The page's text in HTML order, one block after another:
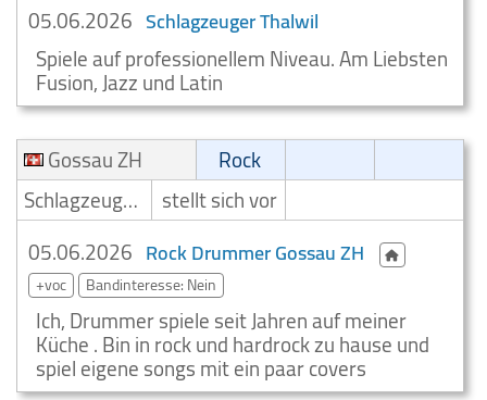
05.06.2026 Schlagzeuger Thalwil
Spiele auf professionellem Niveau. Am Liebsten
Fusion, Jazz und Latin
Gossau ZH
Rock
Schlagzeuger/Drummer
stellt sich vor
05.06.2026 Rock Drummer Gossau ZH
+voc Bandinteresse: Nein
Ich, Drummer spiele seit Jahren auf meiner
Küche . Bin in rock und hardrock zu hause und
spiel eigene songs mit ein paar covers